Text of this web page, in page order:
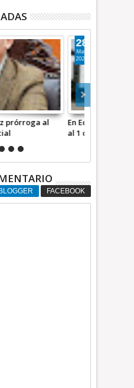
seca del 31 de mayo
judicial
BLOGGER FACEBOOK